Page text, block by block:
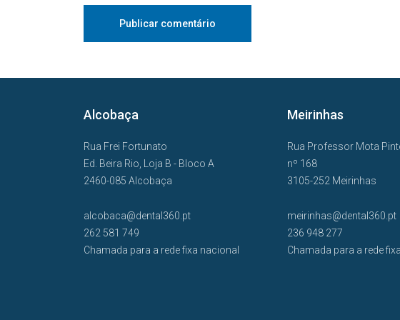
Alcobaça
Rua Frei Fortunato
Ed. Beira Rio, Loja B - Bloco A
2460-085 Alcobaça
alcobaca@dental360.pt
262 581 749
Chamada para a rede fixa nacional
Meirinhas
Rua Professor Mota
nº 168
3105-252 Meirinhas
meirinhas@dental360.pt
236 948 277
Chamada para a rede